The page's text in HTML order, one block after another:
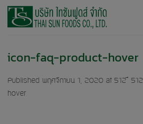
Skip
icon-faq-product-hover
Published พฤศจิกายน 1, 2020 at 512 × 512
hover